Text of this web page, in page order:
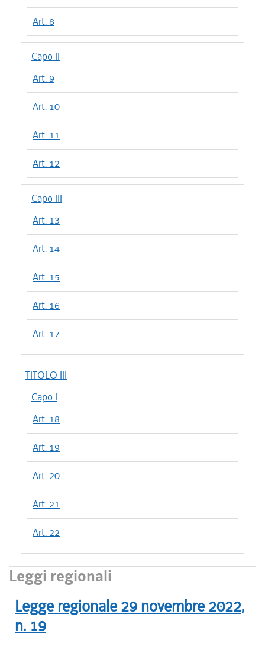
Art. 8
Capo II
Art. 9
Art. 10
Art. 11
Art. 12
Capo III
Art. 13
Art. 14
Art. 15
Art. 16
Art. 17
TITOLO III
Capo I
Art. 18
Art. 19
Art. 20
Art. 21
Art. 22
Leggi regionali
Legge regionale 29 novembre 2022,
n. 19